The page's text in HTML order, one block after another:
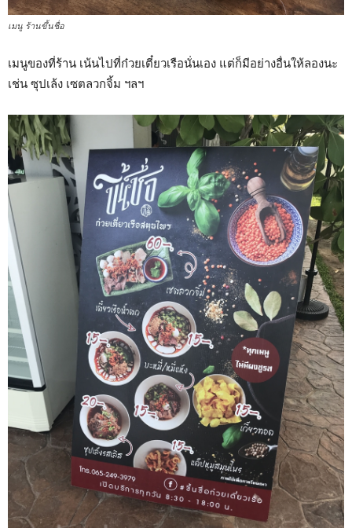
เมนู ร้านขึ้นชื่อ
เมนูของที่ร้าน เน้นไปที่ก๋วยเตี๋ยวเรือนั่นเอง แต่ก็มีอย่างอื่นให้ลองนะ
เช่น ซุปเล้ง เซตลวกจิ้ม ฯลฯ